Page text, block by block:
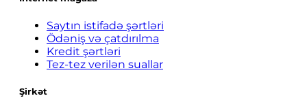
Saytın istifadə şərtləri
Ödəniş və çatdırılma
Kredit şərtləri
Tez-tez verilən suallar
Şirkət